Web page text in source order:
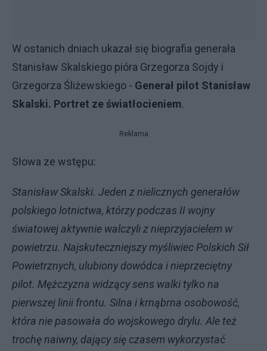
W ostanich dniach ukazał się biografia generała
Stanisław Skalskiego pióra Grzegorza Sojdy i
Grzegorza Śliżewskiego - Generał pilot Stanisław
Skalski. Portret ze światłocieniem.
Reklama
Słowa ze wstępu:
Stanisław Skalski. Jeden z nielicznych generałów
polskiego lotnictwa, którzy podczas II wojny
światowej aktywnie walczyli z nieprzyjacielem w
powietrzu. Najskuteczniejszy myśliwiec Polskich Sił
Powietrznych, ulubiony dowódca i nieprzeciętny
pilot. Mężczyzna widzący sens walki tylko na
pierwszej linii frontu. Silna i krnąbrna osobowość,
która nie pasowała do wojskowego drylu. Ale też
trochę naiwny, dający się czasem wykorzystać